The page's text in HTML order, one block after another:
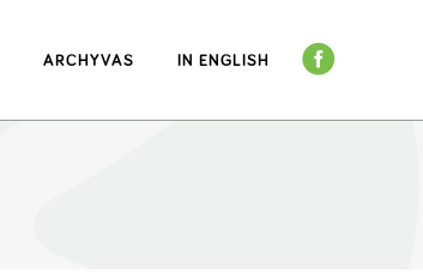
ARCHYVAS IN ENGLISH